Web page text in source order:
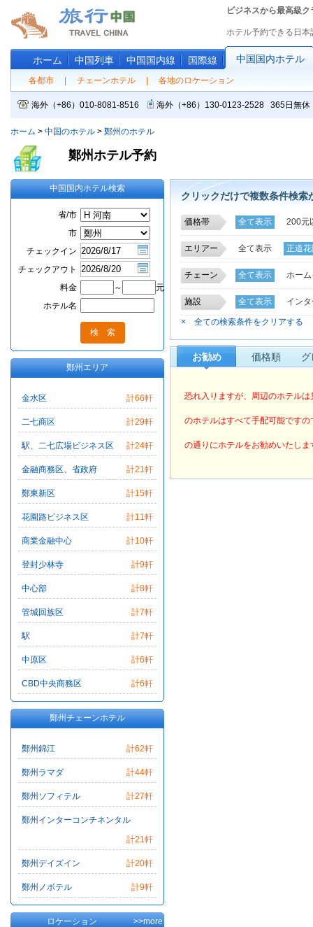
ビジネスから最高級
ホテル予約できる日
ホーム 中国列車 中国国内線 国際線 中国国内ホテル
各都市 チェーンホテル 各地のロケーション
海外（+86）010-8081-8516 海外（+86）130-0123-2528 365日無休
ホーム > 中国のホテル > 鄭州のホテル
鄭州ホテル予約
クリックだけで複数条件検索
価格帯 全て表示 200元
エリアー 全て表示
正道
金融商務区、省政府
管城回族区
チェーン 全て表示
ホー
好ホームインチェ
インターコンチネ
ビエンナ
グリ
施設 全て表示 イン
× 全ての検索条件をクリアする
お勧め 価格順
恐れ入りますが、周辺のホテル
のホテルはすべて手配可能です
の通りにホテルをお勧めいたしま
中国国内ホテル検索
省/市
市
チェックイン
チェックアウト
料金
～
元
ホテル名
鄭州エリア
計66軒
金水区
計29軒
二七商区
計24軒
駅、二七広場ビジネス区
計21軒
金融商務区、省政府
計15軒
鄭東新区
計11軒
花園路ビジネス区
計10軒
商業金融中心
計9軒
登封少林寺
計8軒
中心部
計7軒
管城回族区
計7軒
駅
計6軒
中原区
計6軒
CBD中央商務区
鄭州チェーンホテル
鄭州錦江 計62軒
鄭州ラマダ 計44軒
鄭州ソフィテル 計27軒
鄭州インターコンチネンタル
計21軒
鄭州デイズイン 計20軒
鄭州ノボテル 計9軒
ロケーション >>more